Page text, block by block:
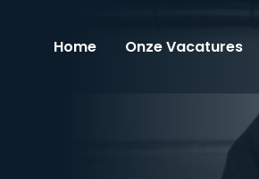
Home Onze Vacatures